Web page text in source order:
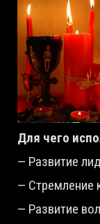
Для чего
— Развитие
— Стремление
— Развитие